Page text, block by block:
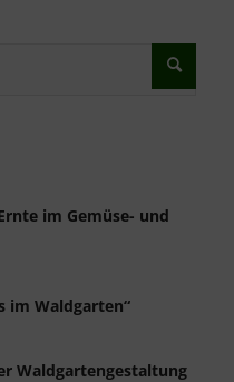
im Gemüse- und
im Waldgarten“
Waldgartengestaltung